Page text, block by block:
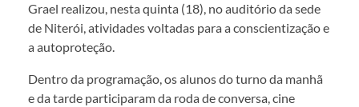
Grael realizou, nesta quinta (18), no auditório da sede
de Niterói, atividades voltadas para a conscientização e
a autoproteção.
Dentro da programação, os alunos do turno da manhã
e da tarde participaram da roda de conversa, cine